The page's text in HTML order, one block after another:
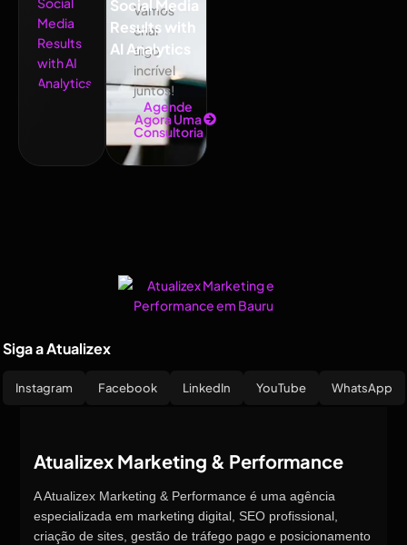
Social Media
Results with
AI Analytics
Vamos
criar
algo
incrível
juntos!
Agende
Agora Uma
Consultoria
Siga a Atualizex
Instagram Facebook LinkedIn YouTube WhatsApp
Atualizex Marketing & Performance
A Atualizex Marketing & Performance é uma agência
especializada em marketing digital, SEO profissional,
criação de sites, gestão de tráfego pago e posicionamento